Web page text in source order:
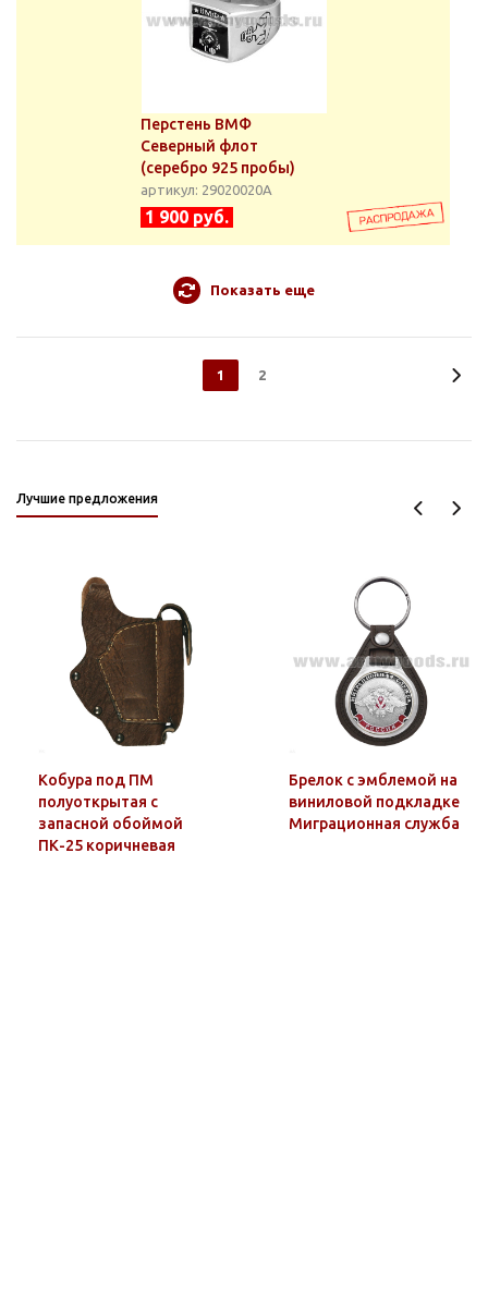
Перстень ВМФ
Северный флот
(серебро 925 пробы)
артикул: 29020020А
1 900 руб.
Показать еще
1 2
Лучшие предложения
Кобура под ПМ
полуоткрытая с
запасной обоймой
ПК-25 коричневая
Брелок с эмблемой на
виниловой подкладке
Миграционная служба